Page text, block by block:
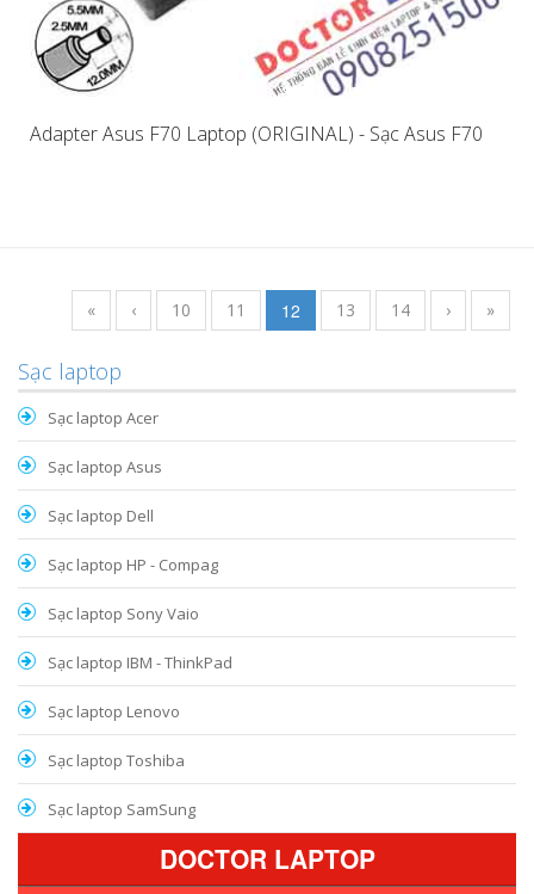
Adapter Asus F70 Laptop (ORIGINAL) - Sạc Asus F70
« ‹ 10 11 12 13 14 › »
Sạc laptop
Sạc laptop Acer
Sạc laptop Asus
Sạc laptop Dell
Sạc laptop HP - Compag
Sạc laptop Sony Vaio
Sạc laptop IBM - ThinkPad
Sạc laptop Lenovo
Sạc laptop Toshiba
Sạc laptop SamSung
DOCTOR LAPTOP